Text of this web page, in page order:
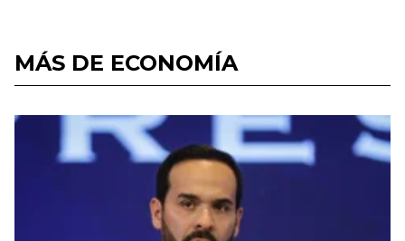
MÁS DE ECONOMÍA